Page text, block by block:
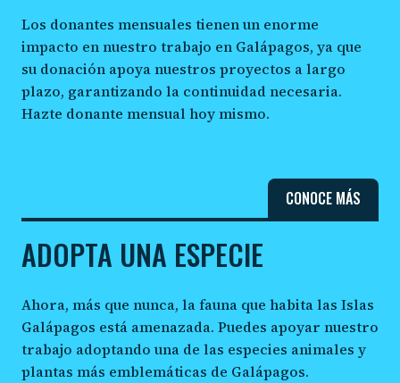
Los donantes mensuales tienen un enorme
impacto en nuestro trabajo en Galápagos, ya que
su donación apoya nuestros proyectos a largo
plazo, garantizando la continuidad necesaria.
Hazte donante mensual hoy mismo.
CONOCE MÁS
ADOPTA UNA ESPECIE
Ahora, más que nunca, la fauna que habita las Islas
Galápagos está amenazada. Puedes apoyar nuestro
trabajo adoptando una de las especies animales y
plantas más emblemáticas de Galápagos.